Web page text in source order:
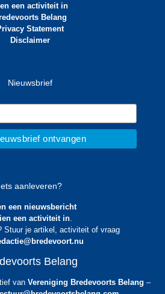
een activiteit in
Belang
Statement
Disclaimer
Nieuwsbrief
aanleveren?
een nieuwsbericht
een activiteit in.
Stuur je artikel, activiteit of vraag
Belang
van Vereniging Bredevoorts Belang –